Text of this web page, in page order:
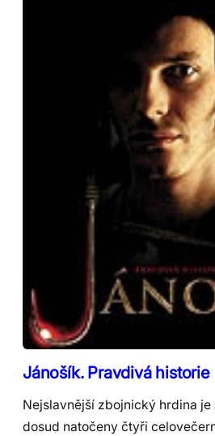
Jánošík. Pravdivá historie
Nejslavnější zbojnický hrdina
dosud natočeny čtyři